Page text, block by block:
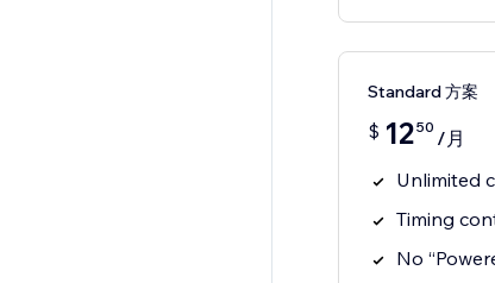
Standard 方案
$ 1250 /月
Unlimited
Timing
No